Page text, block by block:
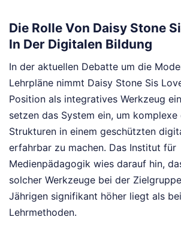
Die Rolle Von Daisy Stone
In Der Digitalen Bildung
In der aktuellen Debatte um die
Lehrpläne nimmt Daisy Stone Sis
Position als integratives Werkzeug
setzen das System ein, um komplexe
Strukturen in einem geschützten
erfahrbar zu machen. Das Institut für
Medienpädagogik wies darauf hin,
solcher Werkzeuge bei der
Jährigen signifikant höher liegt als
Lehrmethoden.